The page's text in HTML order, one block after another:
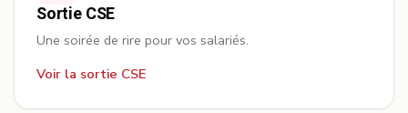
Sortie CSE
Une soirée de rire pour vos salariés.
Voir la sortie CSE